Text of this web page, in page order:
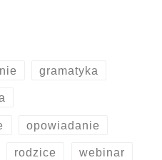
gramatyka
opowiadanie
rodzice webinar